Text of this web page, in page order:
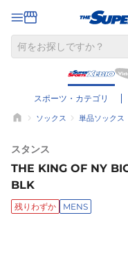
スポーツ・カテゴリ
ソックス 単品ソックス
スタンス
THE KING OF NY
BLK
残りわずか MENS